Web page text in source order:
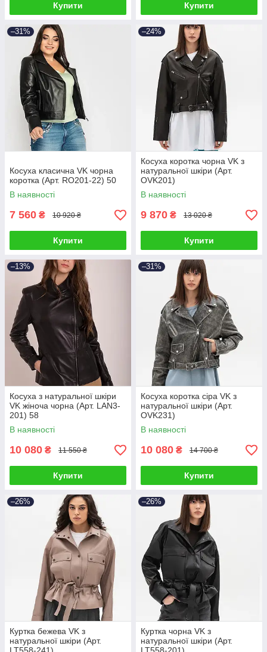
Купити Купити
–31%
Косуха класична VK чорна
коротка (Арт. RO201-22) 50
В наявності
7 560 ₴ 10 920 ₴
Купити
–24%
Косуха коротка чорна VK з
натуральної шкіри (Арт.
OVK201)
В наявності
9 870 ₴ 13 020 ₴
Купити
–13%
Косуха з натуральної шкіри
VK жіноча чорна (Арт. LAN3-
201) 58
В наявності
10 080 ₴ 11 550 ₴
Купити
–31%
Косуха коротка сіра VK з
натуральної шкіри (Арт.
OVK231)
В наявності
10 080 ₴ 14 700 ₴
Купити
–26%
Куртка бежева VK з
натуральної шкіри (Арт.
–26%
Куртка чорна VK з
натуральної шкіри (Арт.